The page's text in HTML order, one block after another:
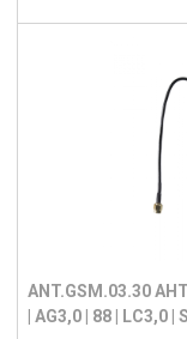
ANT.GSM.03.30
| AG3,0 | 88 | LC3,0